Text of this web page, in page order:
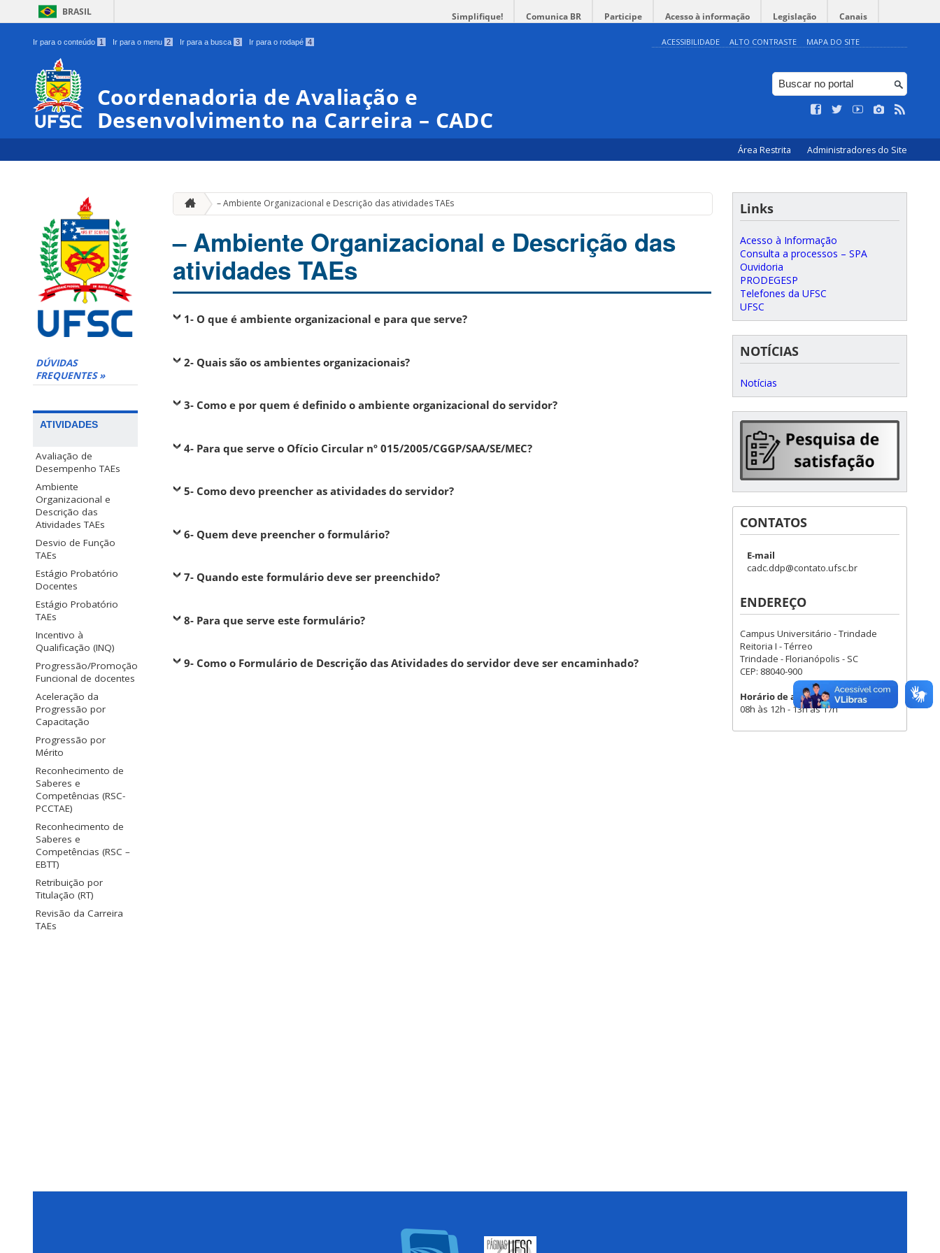
BRASIL Simplifique! Comunica BR Participe Acesso à informação Legislação Canais
Ir para o conteúdo 1 Ir para o menu 2 Ir para a busca 3 Ir para o rodapé 4 ACESSIBILIDADE ALTO CONTRASTE MAPA DO SITE
Coordenadoria de Avaliação e
Desenvolvimento na Carreira – CADC
Área Restrita Administradores do Site
DÚVIDAS
FREQUENTES »
ATIVIDADES
Avaliação de
Desempenho TAEs
Ambiente
Organizacional e
Descrição das
Atividades TAEs
Desvio de Função
TAEs
Estágio Probatório
Docentes
Estágio Probatório
TAEs
Incentivo à
Qualificação (INQ)
Progressão/Promoção
Funcional de docentes
Aceleração da
Progressão por
Capacitação
Progressão por
Mérito
Reconhecimento de
Saberes e
Competências (RSC-
PCCTAE)
Reconhecimento de
Saberes e
Competências (RSC –
EBTT)
Retribuição por
Titulação (RT)
Revisão da Carreira
TAEs
– Ambiente Organizacional e Descrição das atividades TAEs
– Ambiente Organizacional e Descrição das
atividades TAEs
1- O que é ambiente organizacional e para que serve?
2- Quais são os ambientes organizacionais?
3- Como e por quem é definido o ambiente organizacional do servidor?
4- Para que serve o Ofício Circular nº 015/2005/CGGP/SAA/SE/MEC?
5- Como devo preencher as atividades do servidor?
6- Quem deve preencher o formulário?
7- Quando este formulário deve ser preenchido?
8- Para que serve este formulário?
9- Como o Formulário de Descrição das Atividades do servidor deve ser encaminhado?
Links
Acesso à Informação
Consulta a processos – SPA
Ouvidoria
PRODEGESP
Telefones da UFSC
UFSC
NOTÍCIAS
Notícias
CONTATOS
E-mail
cadc.ddp@contato.ufsc.br
ENDEREÇO
Campus Universitário - Trindade
Reitoria I - Térreo
Trindade - Florianópolis - SC
CEP: 88040-900
Horário de atendimento
08h às 12h - 13h às 17h